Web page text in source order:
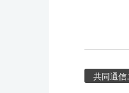
共同通信